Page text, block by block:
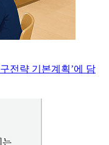
전략 기본계획’에 담